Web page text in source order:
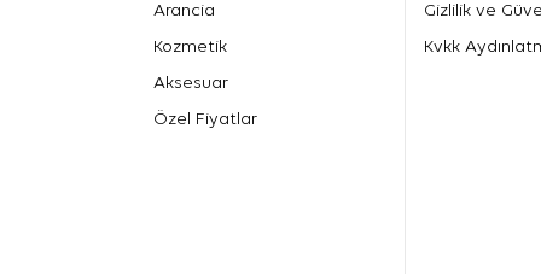
Arancia
Kozmetik
Aksesuar
Özel Fiyatlar
Gizlilik ve
Kvkk